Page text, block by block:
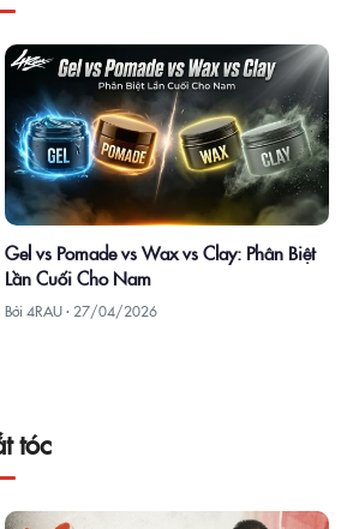
Gel vs Pomade vs Wax vs Clay: Phân Biệt
Lần Cuối Cho Nam
Bởi 4RAU · 27/04/2026
tóc